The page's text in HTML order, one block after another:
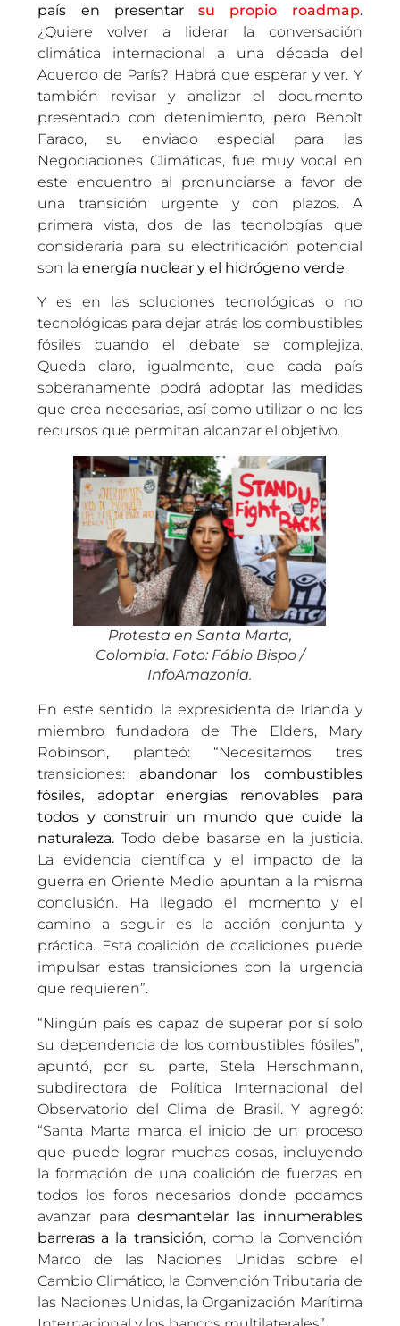
país en presentarsu propio roadmap.
¿Quiere volver a liderar la conversación
climática internacional a una década del
Acuerdo de París? Habrá que esperar y ver. Y
también revisar y analizar el documento
presentado con detenimiento, pero Benoît
Faraco, su enviado especial para las
Negociaciones Climáticas, fue muy vocal en
este encuentro al pronunciarse a favor de
una transición urgente y con plazos. A
primera vista, dos de las tecnologías que
consideraría para su electrificación potencial
son laenergía nuclear y el hidrógeno verde.
Y es en las soluciones tecnológicas o no
tecnológicas para dejar atrás los combustibles
fósiles cuando el debate se complejiza.
Queda claro, igualmente, que cada país
soberanamente podrá adoptar las medidas
que crea necesarias, así como utilizar o no los
recursos que permitan alcanzar el objetivo.
Protesta en Santa Marta,
Colombia. Foto: Fábio Bispo /
InfoAmazonia.
En este sentido, la expresidenta de Irlanda y
miembro fundadora de The Elders, Mary
Robinson, planteó: “Necesitamos tres
transiciones: abandonar los combustibles
fósiles, adoptar energías renovables para
todos y construir un mundo que cuide la
naturaleza. Todo debe basarse en la justicia.
La evidencia científica y el impacto de la
guerra en Oriente Medio apuntan a la misma
conclusión. Ha llegado el momento y el
camino a seguir es la acción conjunta y
práctica. Esta coalición de coaliciones puede
impulsar estas transiciones con la urgencia
que requieren”.
“Ningún país es capaz de superar por sí solo
su dependencia de los combustibles fósiles”,
apuntó, por su parte, Stela Herschmann,
subdirectora de Política Internacional del
Observatorio del Clima de Brasil. Y agregó:
“Santa Marta marca el inicio de un proceso
que puede lograr muchas cosas, incluyendo
la formación de una coalición de fuerzas en
todos los foros necesarios donde podamos
avanzar para desmantelar las innumerables
barreras a la transición, como la Convención
Marco de las Naciones Unidas sobre el
Cambio Climático, la Convención Tributaria de
las Naciones Unidas, la Organización Marítima